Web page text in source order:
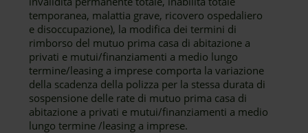
temporanea, malattia grave, ricovero ospedaliero
e disoccupazione), la modifica dei termini di
rimborso del mutuo prima casa di abitazione a
privati e mutui/finanziamenti a medio lungo
termine/leasing a imprese comporta la variazione
della scadenza della polizza per la stessa durata di
sospensione delle rate di mutuo prima casa di
abitazione a privati e mutui/finanziamenti a medio
lungo termine /leasing a imprese.